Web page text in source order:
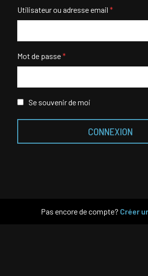
Utilisateur ou adresse email *
Mot de passe*
Se souvenir de moi
CONNEXION
Pas encore de compte? Créer